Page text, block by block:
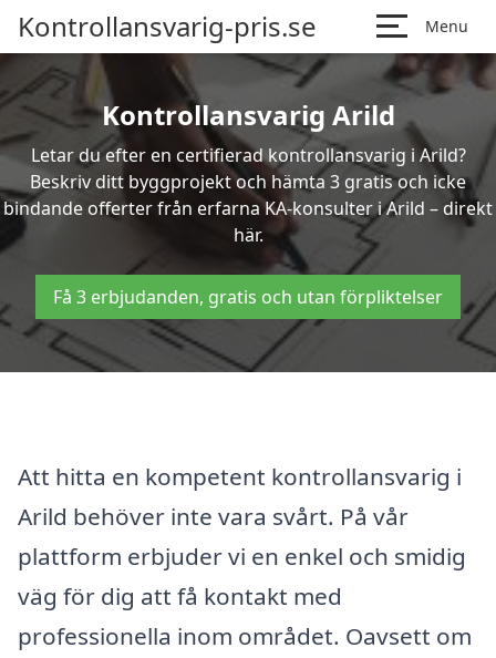
Kontrollansvarig-pris.se Menu
Kontrollansvarig Arild
Letar du efter en certifierad kontrollansvarig i Arild?
Beskriv ditt byggprojekt och hämta 3 gratis och icke
bindande offerter från erfarna KA-konsulter i Arild – direkt
här.
Få 3 erbjudanden, gratis och utan förpliktelser
Att hitta en kompetent kontrollansvarig i
Arild behöver inte vara svårt. På vår
plattform erbjuder vi en enkel och smidig
väg för dig att få kontakt med
professionella inom området. Oavsett om